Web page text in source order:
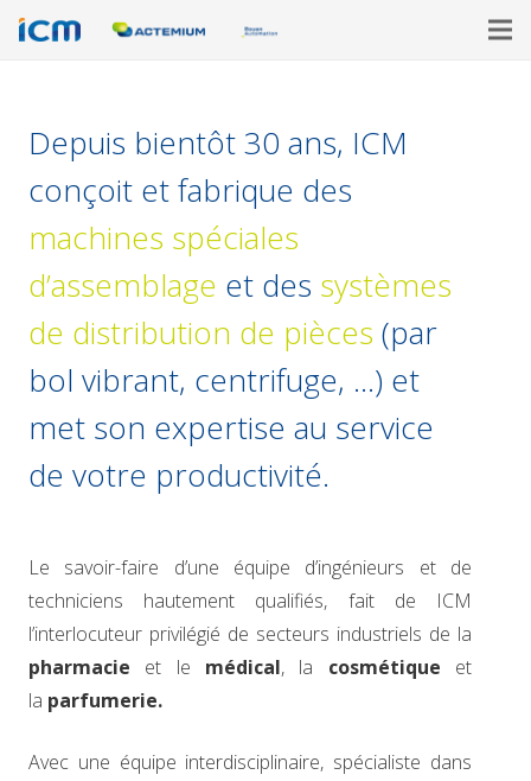
Depuis bientôt 30 ans, ICM
conçoit et fabrique des
machines spéciales
d’assemblage et des systèmes
de distribution de pièces (par
bol vibrant, centrifuge, …) et
met son expertise au service
de votre productivité.
Le savoir-faire d’une équipe d’ingénieurs et de
techniciens hautement qualifiés, fait de ICM
l’interlocuteur privilégié de secteurs industriels de la
pharmacie et le médical, la cosmétique et
la parfumerie.
Avec une équipe interdisciplinaire, spécialiste dans